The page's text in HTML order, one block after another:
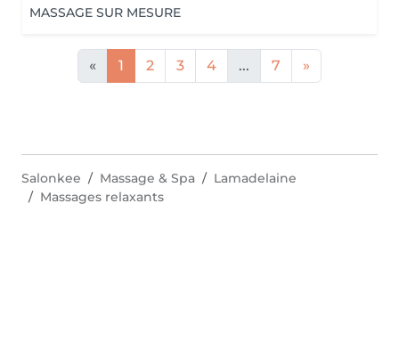
MASSAGE SUR MESURE
« 1 2 3 4 ... 7 »
Salonkee Massage & Spa
Lamadelaine
Massages relaxants